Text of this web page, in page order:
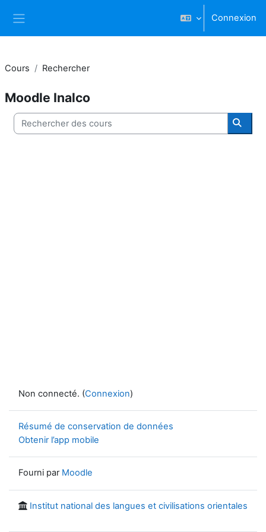
Connexion
Cours Rechercher
Moodle Inalco
Rechercher des cours
Non connecté. (Connexion)
Résumé de conservation de données
Obtenir l’app mobile
Fourni par Moodle
Institut national des langues et civilisations orientales